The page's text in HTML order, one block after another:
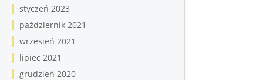
styczeń 2023
październik 2021
wrzesień 2021
lipiec 2021
grudzień 2020